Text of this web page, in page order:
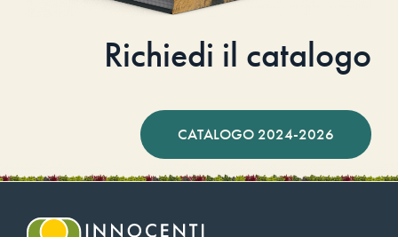
Richiedi il catalogo
CATALOGO 2024-2026